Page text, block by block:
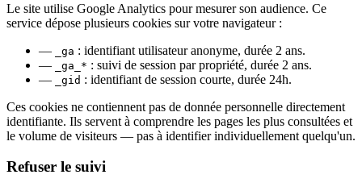
Le site utilise Google Analytics pour mesurer son audience. Ce
service dépose plusieurs cookies sur votre navigateur :
—
_ga : identifiant utilisateur anonyme, durée 2 ans.
—
_ga_* : suivi de session par propriété, durée 2 ans.
—
_gid : identifiant de session courte, durée 24h.
Ces cookies ne contiennent pas de donnée personnelle directement
identifiante. Ils servent à comprendre les pages les plus consultées et
le volume de visiteurs — pas à identifier individuellement quelqu'un.
Refuser le suivi